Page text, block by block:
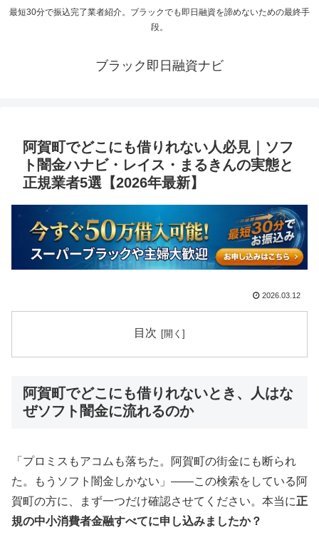
最短30分で振込完了業者紹介。ブラックでも即日融資を諦めないための最終手
段。
ブラック即日融資ナビ
阿賀町でどこにも借りれない人必見｜ソフ
ト闇金ハナビ・レイス・まるきんの実態と
正規業者5選【2026年最新】
2026.03.12
目次
阿賀町でどこにも借りれないとき、人はな
ぜソフト闇金に流れるのか
「プロミスもアコムも落ちた。阿賀町の街金にも断られ
た。もうソフト闇金しかない」——この検索をしている阿
賀町の方に、まず一つだけ確認させてください。本当に正
規の中小消費者金融すべてに申し込みましたか？